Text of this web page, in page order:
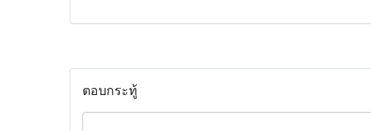
ตอบกระทู้